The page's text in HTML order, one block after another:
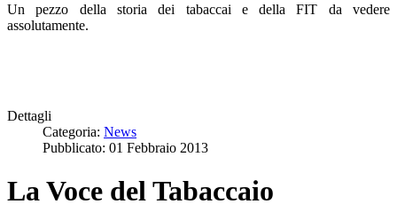
Un pezzo della storia dei tabaccai e della FIT da vedere
assolutamente.
Dettagli
Categoria: News
Pubblicato: 01 Febbraio 2013
La Voce del Tabaccaio